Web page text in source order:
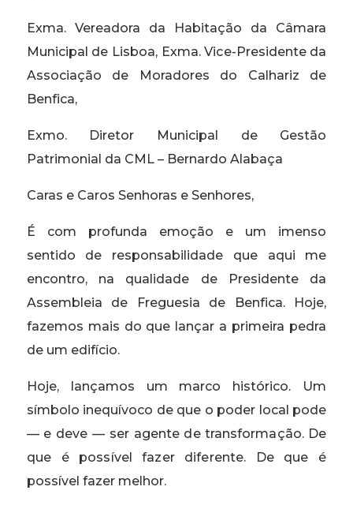
Exma. Vereadora da Habitação da Câmara
Municipal de Lisboa, Exma. Vice-Presidente da
Associação de Moradores do Calhariz de
Benfica,
Exmo. Diretor Municipal de Gestão
Patrimonial da CML – Bernardo Alabaça
Caras e Caros Senhoras e Senhores,
É com profunda emoção e um imenso
sentido de responsabilidade que aqui me
encontro, na qualidade de Presidente da
Assembleia de Freguesia de Benfica. Hoje,
fazemos mais do que lançar a primeira pedra
de um edifício.
Hoje, lançamos um marco histórico. Um
símbolo inequívoco de que o poder local pode
— e deve — ser agente de transformação. De
que é possível fazer diferente. De que é
possível fazer melhor.